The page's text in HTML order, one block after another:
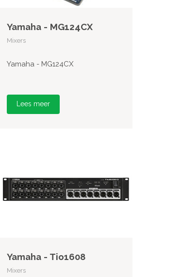
Yamaha - MG124CX
Mixers
Yamaha - MG124CX
Lees meer
Yamaha - Tio1608
Mixers